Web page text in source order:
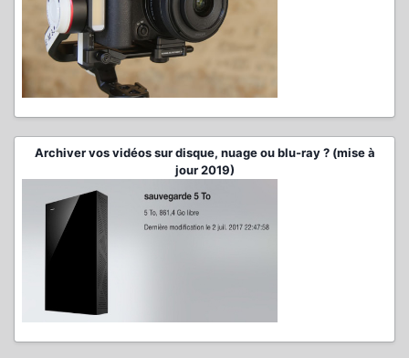
Archiver vos vidéos sur disque, nuage ou blu-ray ? (mise à
jour 2019)